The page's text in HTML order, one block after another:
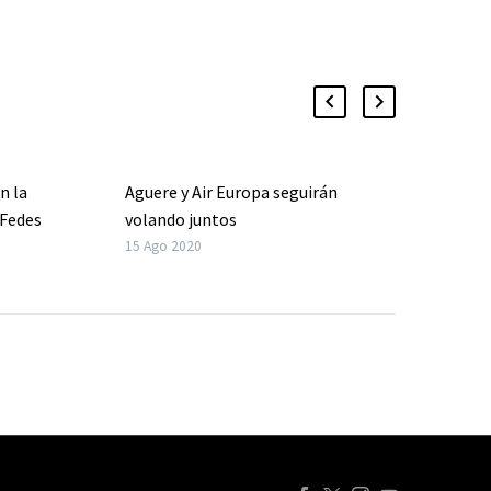
la
La
Aguere y Air Europa seguirán
volando juntos
15 Ago 2020